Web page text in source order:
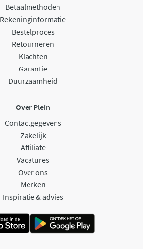
Betaalmethoden
Rekeninginformatie
Bestelproces
Retourneren
Klachten
Garantie
Duurzaamheid
Over Plein
Contactgegevens
Zakelijk
Affiliate
Vacatures
Over ons
Merken
Inspiratie & advies